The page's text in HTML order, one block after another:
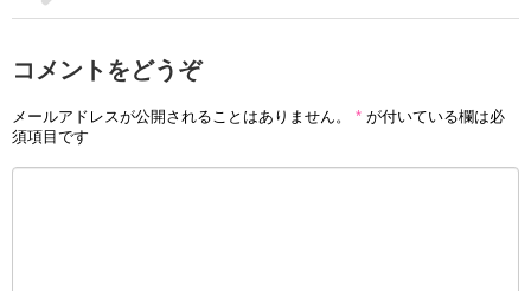
コメントをどうぞ
メールアドレスが公開されることはありません。 * が付いている欄は必
須項目です